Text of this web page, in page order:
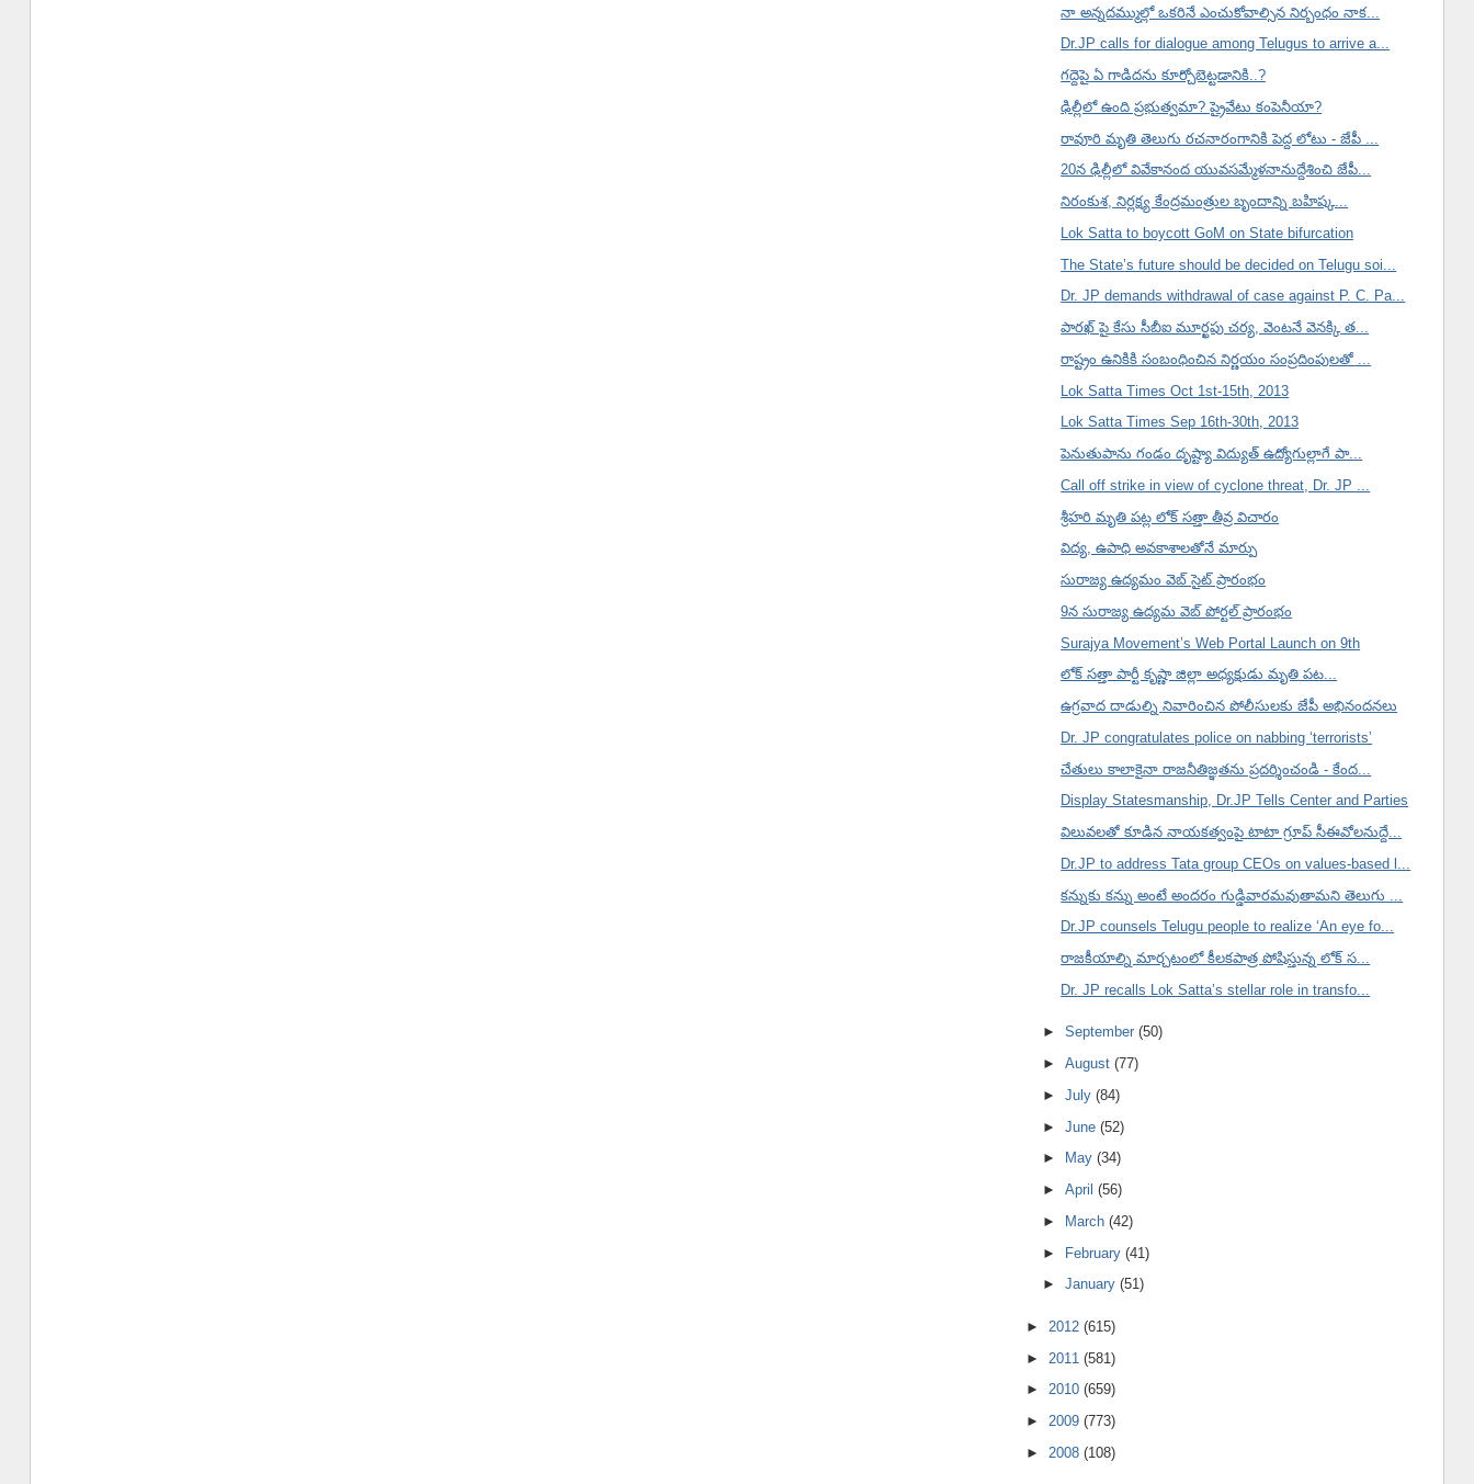
నా అన్నదమ్ముల్లో ఒకరినే ఎంచుకోవాల్సిన నిర్బంధం నాక...
Dr.JP calls for dialogue among Telugus to arrive a...
గద్దెపై ఏ గాడిదను కూర్చోబెట్టడానికి..?
ఢిల్లీలో ఉంది ప్రభుత్వమా? ప్రైవేటు కంపెనీయా?
రావూరి మృతి తెలుగు రచనారంగానికి పెద్ద లోటు - జేపీ ...
20న ఢిల్లీలో వివేకానంద యువసమ్మేళనానుద్దేశించి జేపీ...
నిరంకుశ, నిర్లక్ష్య కేంద్రమంత్రుల బృందాన్ని బహిష్క...
Lok Satta to boycott GoM on State bifurcation
The State’s future should be decided on Telugu soi...
Dr. JP demands withdrawal of case against P. C. Pa...
పారఖ్ పై కేసు సీబీఐ మూర్ఖపు చర్య, వెంటనే వెనక్కి త...
రాష్ట్రం ఉనికికి సంబంధించిన నిర్ణయం సంప్రదింపులతో ...
Lok Satta Times Oct 1st-15th, 2013
Lok Satta Times Sep 16th-30th, 2013
పెనుతుపాను గండం దృష్ట్యా విద్యుత్ ఉద్యోగుల్లాగే పా...
Call off strike in view of cyclone threat, Dr. JP ...
శ్రీహరి మృతి పట్ల లోక్ సత్తా తీవ్ర విచారం
విద్య, ఉపాధి అవకాశాలతోనే మార్పు
సురాజ్య ఉద్యమం వెబ్ సైట్ ప్రారంభం
9న సురాజ్య ఉద్యమ వెబ్ పోర్టల్ ప్రారంభం
Surajya Movement’s Web Portal Launch on 9th
లోక్ సత్తా పార్టీ కృష్ణా జిల్లా అధ్యక్షుడు మృతి పట...
ఉగ్రవాద దాడుల్ని నివారించిన పోలీసులకు జేపీ అభినందనలు
Dr. JP congratulates police on nabbing ‘terrorists’
చేతులు కాలాకైనా రాజనీతిజ్ఞతను ప్రదర్శించండి - కేంద...
Display Statesmanship, Dr.JP Tells Center and Parties
విలువలతో కూడిన నాయకత్వంపై టాటా గ్రూప్ సీఈవోలనుద్దే...
Dr.JP to address Tata group CEOs on values-based l...
కన్నుకు కన్ను అంటే అందరం గుడ్డివారమవుతామని తెలుగు ...
Dr.JP counsels Telugu people to realize ‘An eye fo...
రాజకీయాల్ని మార్చటంలో కీలకపాత్ర పోషిస్తున్న లోక్ స...
Dr. JP recalls Lok Satta’s stellar role in transfo...
►September(50)
►August(77)
►July(84)
►June(52)
►
May(34)
►April(56)
►
March(42)
► February(41)
►January(51)
► 2012 (615)
► 2011 (581)
► 2010 (659)
► 2009 (773)
► 2008 (108)